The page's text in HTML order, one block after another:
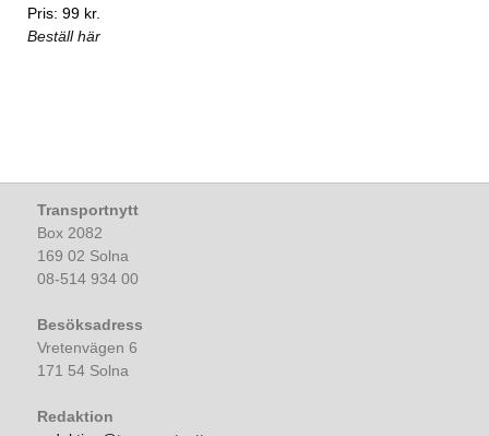
Pris: 99 kr.
Beställ här
Transportnytt
Box 2082
169 02 Solna
08-514 934 00
Besöksadress
Vretenvägen 6
171 54 Solna
Redaktion